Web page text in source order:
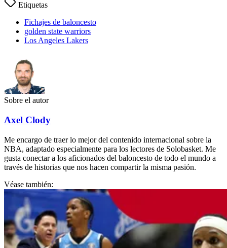
Etiquetas
Fichajes de baloncesto
golden state warriors
Los Angeles Lakers
Sobre el autor
Axel Clody
Me encargo de traer lo mejor del contenido internacional sobre la
NBA, adaptado especialmente para los lectores de Solobasket. Me
gusta conectar a los aficionados del baloncesto de todo el mundo a
través de historias que nos hacen compartir la misma pasión.
Véase también: